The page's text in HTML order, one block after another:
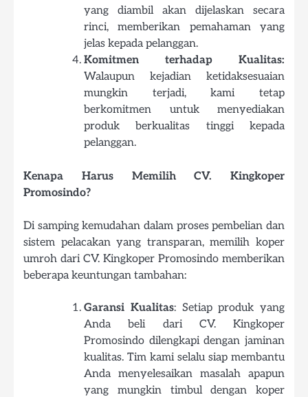
yang diambil akan dijelaskan secara
rinci, memberikan pemahaman yang
jelas kepada pelanggan.
Komitmen terhadap Kualitas:
Walaupun kejadian ketidaksesuaian
mungkin terjadi, kami tetap
berkomitmen untuk menyediakan
produk berkualitas tinggi kepada
pelanggan.
Kenapa Harus Memilih CV. Kingkoper
Promosindo?
Di samping kemudahan dalam proses pembelian dan
sistem pelacakan yang transparan, memilih koper
umroh dari CV. Kingkoper Promosindo memberikan
beberapa keuntungan tambahan:
Garansi Kualitas: Setiap produk yang
Anda beli dari CV. Kingkoper
Promosindo dilengkapi dengan jaminan
kualitas. Tim kami selalu siap membantu
Anda menyelesaikan masalah apapun
yang mungkin timbul dengan koper